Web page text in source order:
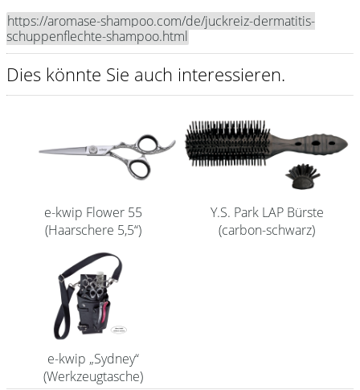
Joewell
Shampoo
Aromase Salon-Pro
Sale %
Schleifservice
Aktuelle Informationen
Produktwissen Scheren
Kataloge
Kontakt
https://aromase-shampoo.com/de/juckreiz-dermatitis-
schuppenflechte-shampoo.html
Dies könnte Sie auch interessieren.
e-kwip Flower 55
(Haarschere 5,5“)
Y.S. Park LAP Bürste
(carbon-schwarz)
e-kwip „Sydney“
(Werkzeugtasche)